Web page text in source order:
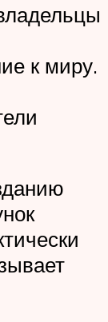
к миру.